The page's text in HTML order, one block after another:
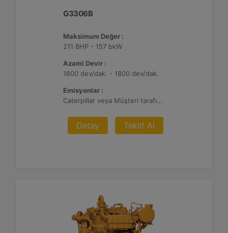
G3306B
Maksimum Değer :
211 BHP - 157 bkW
Azami Devir :
1800 dev/dak. - 1800 dev/dak.
Emisyonlar :
Caterpillar veya Müşteri tarafından sağlanan AFRC ve Atık Arıtma ile 0,1 g ve 0,5 g/bhp-sa. NOx
Detay Teklif Al